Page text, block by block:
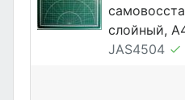
слойный,
JAS4504